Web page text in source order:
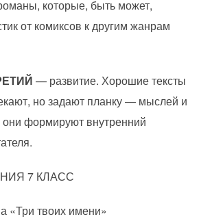
которые, быть может,
от комиксов к другим жанрам
— развитие. Хорошие тексты
но задают планку — мыслей и
формируют внутренний
7 КЛАСС
«Три твоих имени»